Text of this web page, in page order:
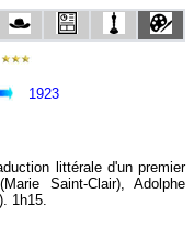
1923
littérale d'un premier
Saint-Clair), Adolphe
1h15.